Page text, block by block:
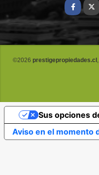
Facebook
X
©2026 prestigepropiedades.cl
Aviso en el momento
Sus opciones